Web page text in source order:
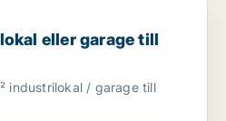
garage till salu i Skåne
eller garage till
industrilokal / garage till